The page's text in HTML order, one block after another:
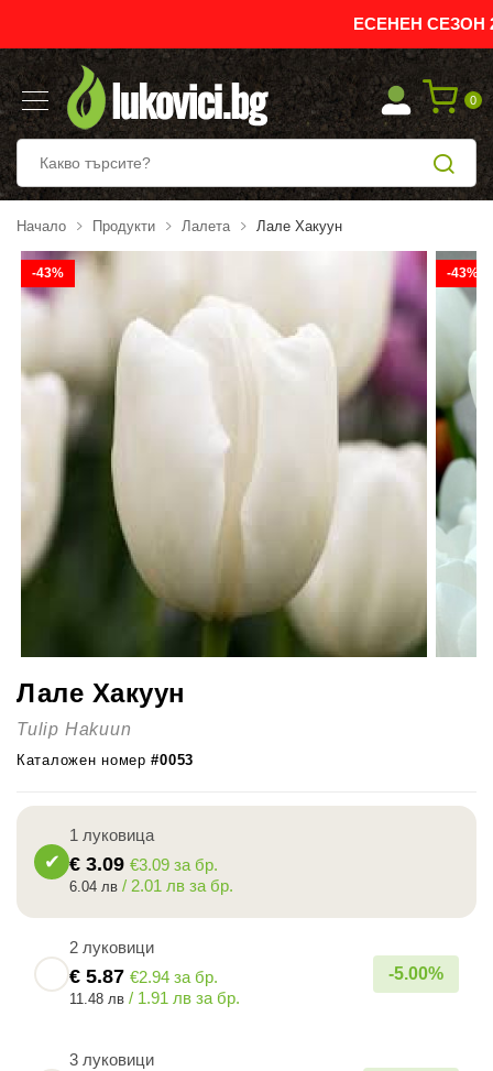
ЕСЕНЕН СЕЗОН
0
Начало Продукти Лалета Лале Хакуун
-43% -43%
Лале Хакуун
Tulip Hakuun
Каталожен номер#0053
1 луковица
€ 3.09 €3.09 за бр.
6.04 лв / 2.01 лв за бр.
2 луковици
€ 5.87 €2.94 за бр.
11.48 лв / 1.91 лв за бр.
-5.00%
3 луковици